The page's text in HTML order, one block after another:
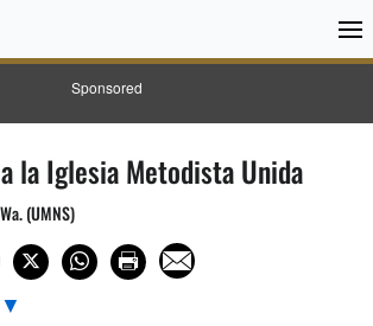
Sponsored
la Iglesia Metodista Unida
(UMNS)
▼